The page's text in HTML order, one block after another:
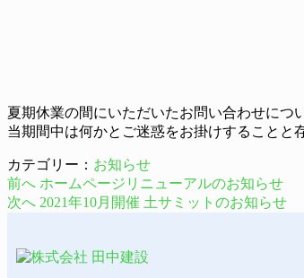
夏期休業の間にいただいたお問い合わせにつ
当期間中は何かとご迷惑をお掛けすることと
カテゴリー： お知らせ
前へ ホームページリニューアルのお知らせ
次へ 2021年10月開催 土サミットのお知らせ